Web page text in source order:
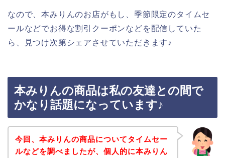
なので、本みりんのお店がもし、季節限定のタイムセ
ールなどでお得な割引クーポンなどを配信していた
ら、見つけ次第シェアさせていただきます♪
本みりんの商品は私の友達との間で
かなり話題になっています♪
今回、本みりんの商品についてタイムセー
ルなどを調べましたが、個人的に本みりん